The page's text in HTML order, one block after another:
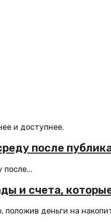
и доступнее.
после
после...
и счета,
деньги на